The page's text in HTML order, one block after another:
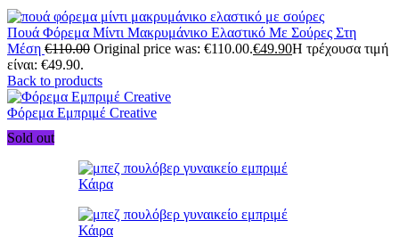
Πουά Φόρεμα Μίντι Μακρυμάνικο Ελαστικό Με Σούρες Στη
Μέση €110.00 Original price was: €110.00.€49.90Η τρέχουσα τιμή
είναι: €49.90.
Back to products
Φόρεμα Εμπριμέ Creative
Sold out